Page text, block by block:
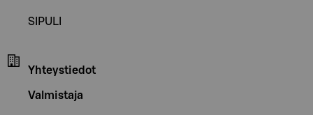
SIPULI
Yhteystiedot
Valmistaja